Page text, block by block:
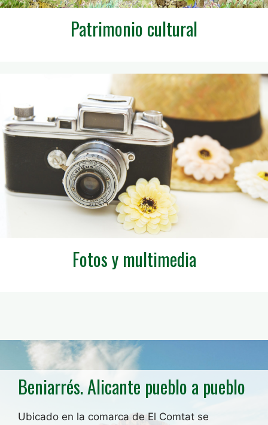
Patrimonio cultural
Fotos y multimedia
Beniarrés. Alicante pueblo a pueblo
Ubicado en la comarca de El Comtat se